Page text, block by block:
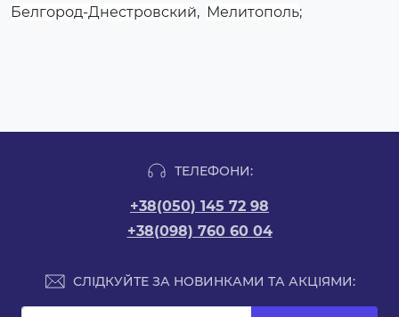
Белгород-Днестровский, Мелитополь;
ТЕЛЕФОНИ:
+38(050) 145 72 98
+38(098) 760 60 04
СЛІДКУЙТЕ ЗА НОВИНКАМИ ТА АКЦІЯМИ: